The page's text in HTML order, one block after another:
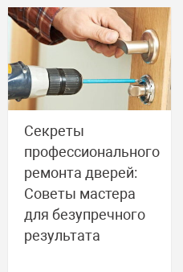
Секреты
профессионального
ремонта дверей:
Советы мастера
для безупречного
результата